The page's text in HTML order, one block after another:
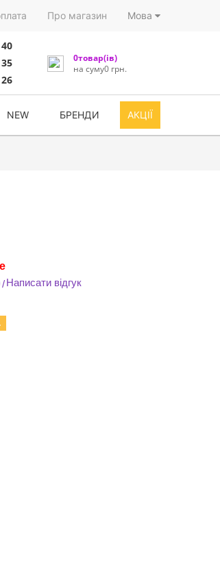
Про магазин Мова
0товар(ів)
на суму0 грн.
NEW БРЕНДИ АКЦІЇ
/Написати відгук